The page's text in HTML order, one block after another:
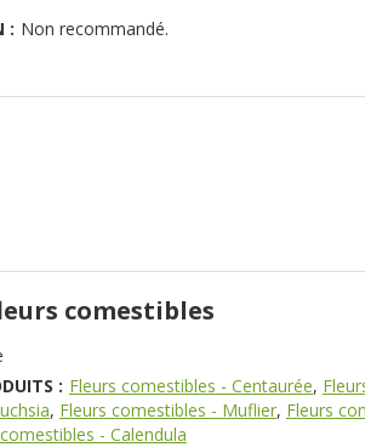
: Non recommandé.
comestibles
: Fleurs comestibles - Centaurée,
, Fleurs comestibles - Muflier, Fleurs
- Calendula